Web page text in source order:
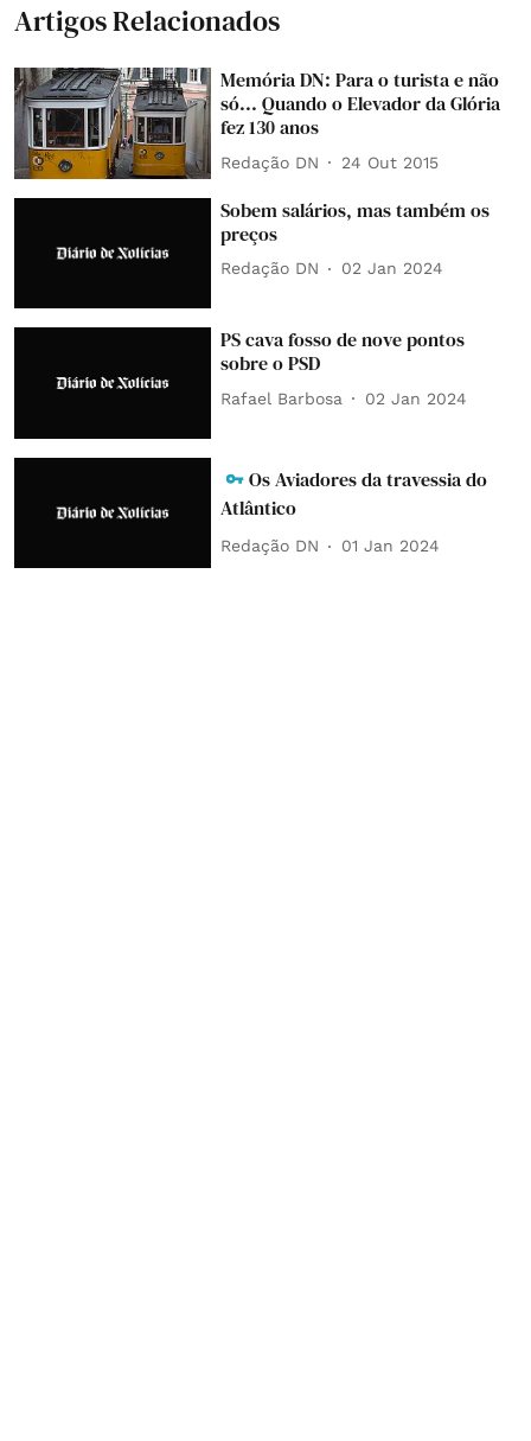
Artigos Relacionados
Memória DN: Para o turista e não
só... Quando o Elevador da Glória
fez 130 anos
Redação DN 24 Out 2015
Sobem salários, mas também os
preços
Redação DN 02 Jan 2024
PS cava fosso de nove pontos
sobre o PSD
Rafael Barbosa 02 Jan 2024
Os Aviadores da travessia do
Atlântico
Redação DN 01 Jan 2024